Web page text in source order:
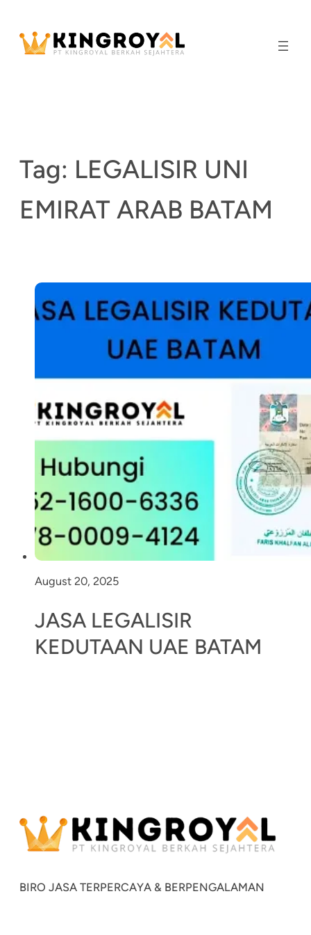
content
Tag: LEGALISIR UNI
EMIRAT ARAB BATAM
August 20, 2025
JASA LEGALISIR
KEDUTAAN UAE BATAM
BIRO JASA TERPERCAYA & BERPENGALAMAN